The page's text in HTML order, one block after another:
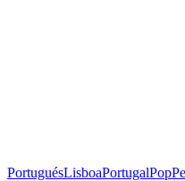
PortuguésLisboaPortugalPop